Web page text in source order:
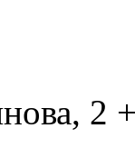
2